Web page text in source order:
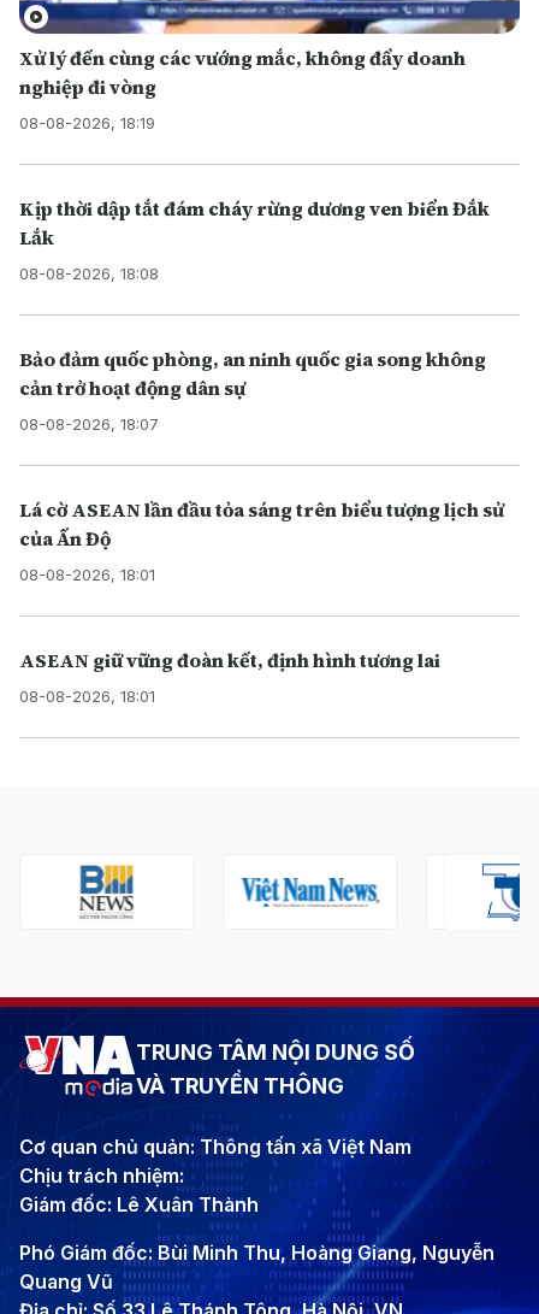
Xử lý đến cùng các vướng mắc, không đẩy doanh
nghiệp đi vòng
08-08-2026, 18:19
Kịp thời dập tắt đám cháy rừng dương ven biển Đắk
Lắk
08-08-2026, 18:08
Bảo đảm quốc phòng, an ninh quốc gia song không
cản trở hoạt động dân sự
08-08-2026, 18:07
Lá cờ ASEAN lần đầu tỏa sáng trên biểu tượng lịch sử
của Ấn Độ
08-08-2026, 18:01
ASEAN giữ vững đoàn kết, định hình tương lai
08-08-2026, 18:01
TRUNG TÂM NỘI DUNG SỐ
VÀ TRUYỀN THÔNG
Cơ quan chủ quản: Thông tấn xã Việt Nam
Chịu trách nhiệm:
Giám đốc: Lê Xuân Thành
Phó Giám đốc: Bùi Minh Thu, Hoàng Giang, Nguyễn
Quang Vũ